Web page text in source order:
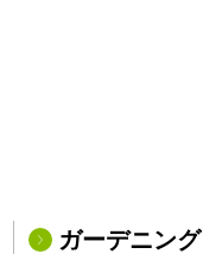
ガーデニング